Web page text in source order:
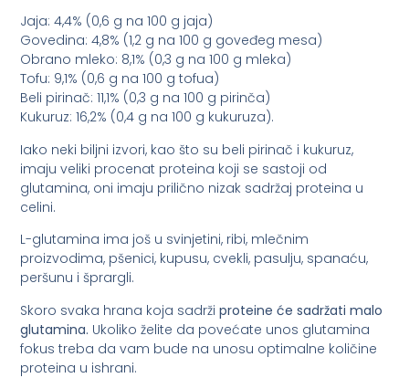
Jaja: 4,4% (0,6 g na 100 g jaja)
Govedina: 4,8% (1,2 g na 100 g goveđeg mesa)
Obrano mleko: 8,1% (0,3 g na 100 g mleka)
Tofu: 9,1% (0,6 g na 100 g tofua)
Beli pirinač: 11,1% (0,3 g na 100 g pirinča)
Kukuruz: 16,2% (0,4 g na 100 g kukuruza).
Iako neki biljni izvori, kao što su beli pirinač i kukuruz,
imaju veliki procenat proteina koji se sastoji od
glutamina, oni imaju prilično nizak sadržaj proteina u
celini.
L-glutamina ima još u svinjetini, ribi, mlečnim
proizvodima, pšenici, kupusu, cvekli, pasulju, spanaću,
peršunu i šprargli.
Skoro svaka hrana koja sadržiproteine će sadržati malo
glutamina. Ukoliko želite da povećate unos glutamina
fokus treba da vam bude na unosu optimalne količine
proteina u ishrani.